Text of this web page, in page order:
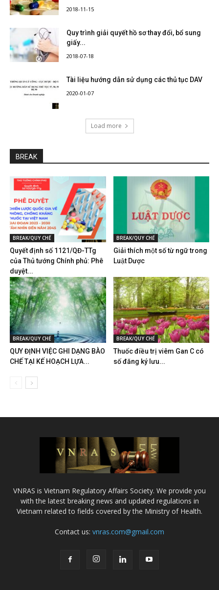
2018-11-15
Quy trình giải quyết hồ sơ thay đổi, bổ sung
giấy...
2018-07-18
Tài liệu hướng dẫn sử dụng các thủ tục DAV
2020-01-07
Load more
BREAK
BREAK/QUY CHẾ
Quyết định số 1121/QĐ-TTg
của Thủ tướng Chính phủ: Phê
duyệt...
BREAK/QUY CHẾ
Giải thích một số từ ngữ trong
Luật Dược
BREAK/QUY CHẾ
QUY ĐỊNH VIỆC GHI DẠNG BÀO
CHẾ TẠI KẾ HOẠCH LỰA...
BREAK/QUY CHẾ
Thuốc điều trị viêm Gan C có
số đăng ký lưu...
VNRAS is Vietnam Regulatory Affairs Society. We provide you
with the latest breaking news and updated regulations in
Vietnam related to fields covered by the Ministry of Health.
Contact us: vnras.com@gmail.com